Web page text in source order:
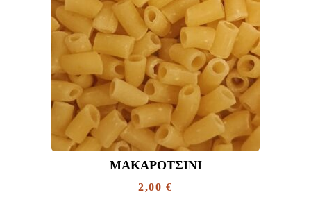
ΜΑΚΑΡΟΤΣΊΝΙ
2,00€